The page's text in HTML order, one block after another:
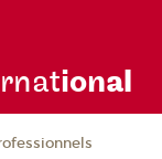
rnational